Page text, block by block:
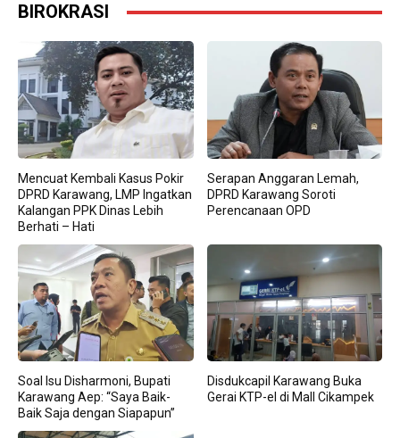
BIROKRASI
Mencuat Kembali Kasus Pokir
DPRD Karawang, LMP Ingatkan
Kalangan PPK Dinas Lebih
Berhati – Hati
Serapan Anggaran Lemah,
DPRD Karawang Soroti
Perencanaan OPD
Soal Isu Disharmoni, Bupati
Karawang Aep: “Saya Baik-
Baik Saja dengan Siapapun”
Disdukcapil Karawang Buka
Gerai KTP-el di Mall Cikampek